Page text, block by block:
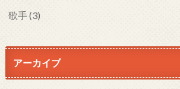
歌手(3)
アーカイブ